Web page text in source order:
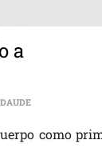
a
[:ES]”SERÍA
como